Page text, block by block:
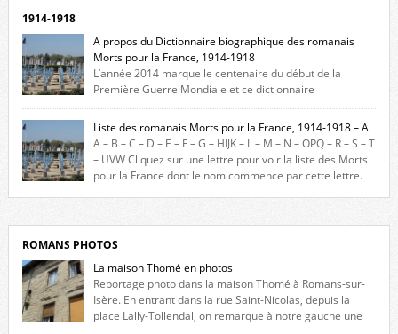
1914-1918
A propos du Dictionnaire biographique des romanais
Morts pour la France, 1914-1918
L’année 2014 marque le centenaire du début de la
Première Guerre Mondiale et ce dictionnaire
biographique veut rendre hommage aux romanais Morts pour la
France durant ce conflit. La base de cette recherche historique est
constituée des noms gravés sur les plaques commémoratives de
l’Hôtel de Ville, du lycée du Dauphiné et du lycée Triboulet, […]
Liste des romanais Morts pour la France, 1914-1918 – A
A – B – C – D – E – F – G – HIJK – L – M – N – OPQ – R – S – T
– UVW Cliquez sur une lettre pour voir la liste des Morts
pour la France dont le nom commence par cette lettre.
ROMANS PHOTOS
La maison Thomé en photos
Reportage photo dans la maison Thomé à Romans-sur-
Isère. En entrant dans la rue Saint-Nicolas, depuis la
place Lally-Tollendal, on remarque à notre gauche une